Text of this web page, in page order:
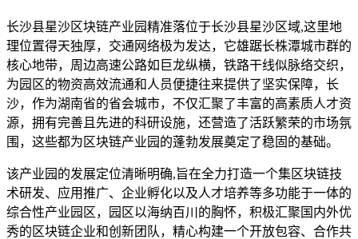
长沙县星沙区块链产业园精准落位于长沙县星沙区域,这里地
理位置得天独厚，交通网络极为发达，它雄踞长株潭城市群的
核心地带，周边高速公路如巨龙纵横，铁路干线似脉络交织，
为园区的物资高效流通和人员便捷往来提供了坚实保障，长
沙，作为湖南省的省会城市，不仅汇聚了丰富的高素质人才资
源，拥有完善且先进的科研设施，还营造了活跃繁荣的市场氛
围，这些都为区块链产业园的蓬勃发展奠定了稳固的基础。
该产业园的发展定位清晰明确,旨在全力打造一个集区块链技
术研发、应用推广、企业孵化以及人才培养等多功能于一体的
综合性产业园区，园区以海纳百川的胸怀，积极汇聚国内外优
秀的区块链企业和创新团队，精心构建一个开放包容、合作共